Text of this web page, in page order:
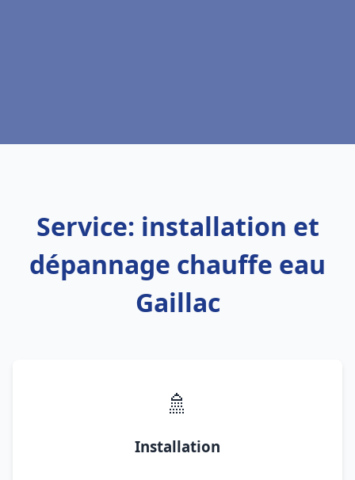
Service: installation et
dépannage chauffe eau
Gaillac
🚿
Installation